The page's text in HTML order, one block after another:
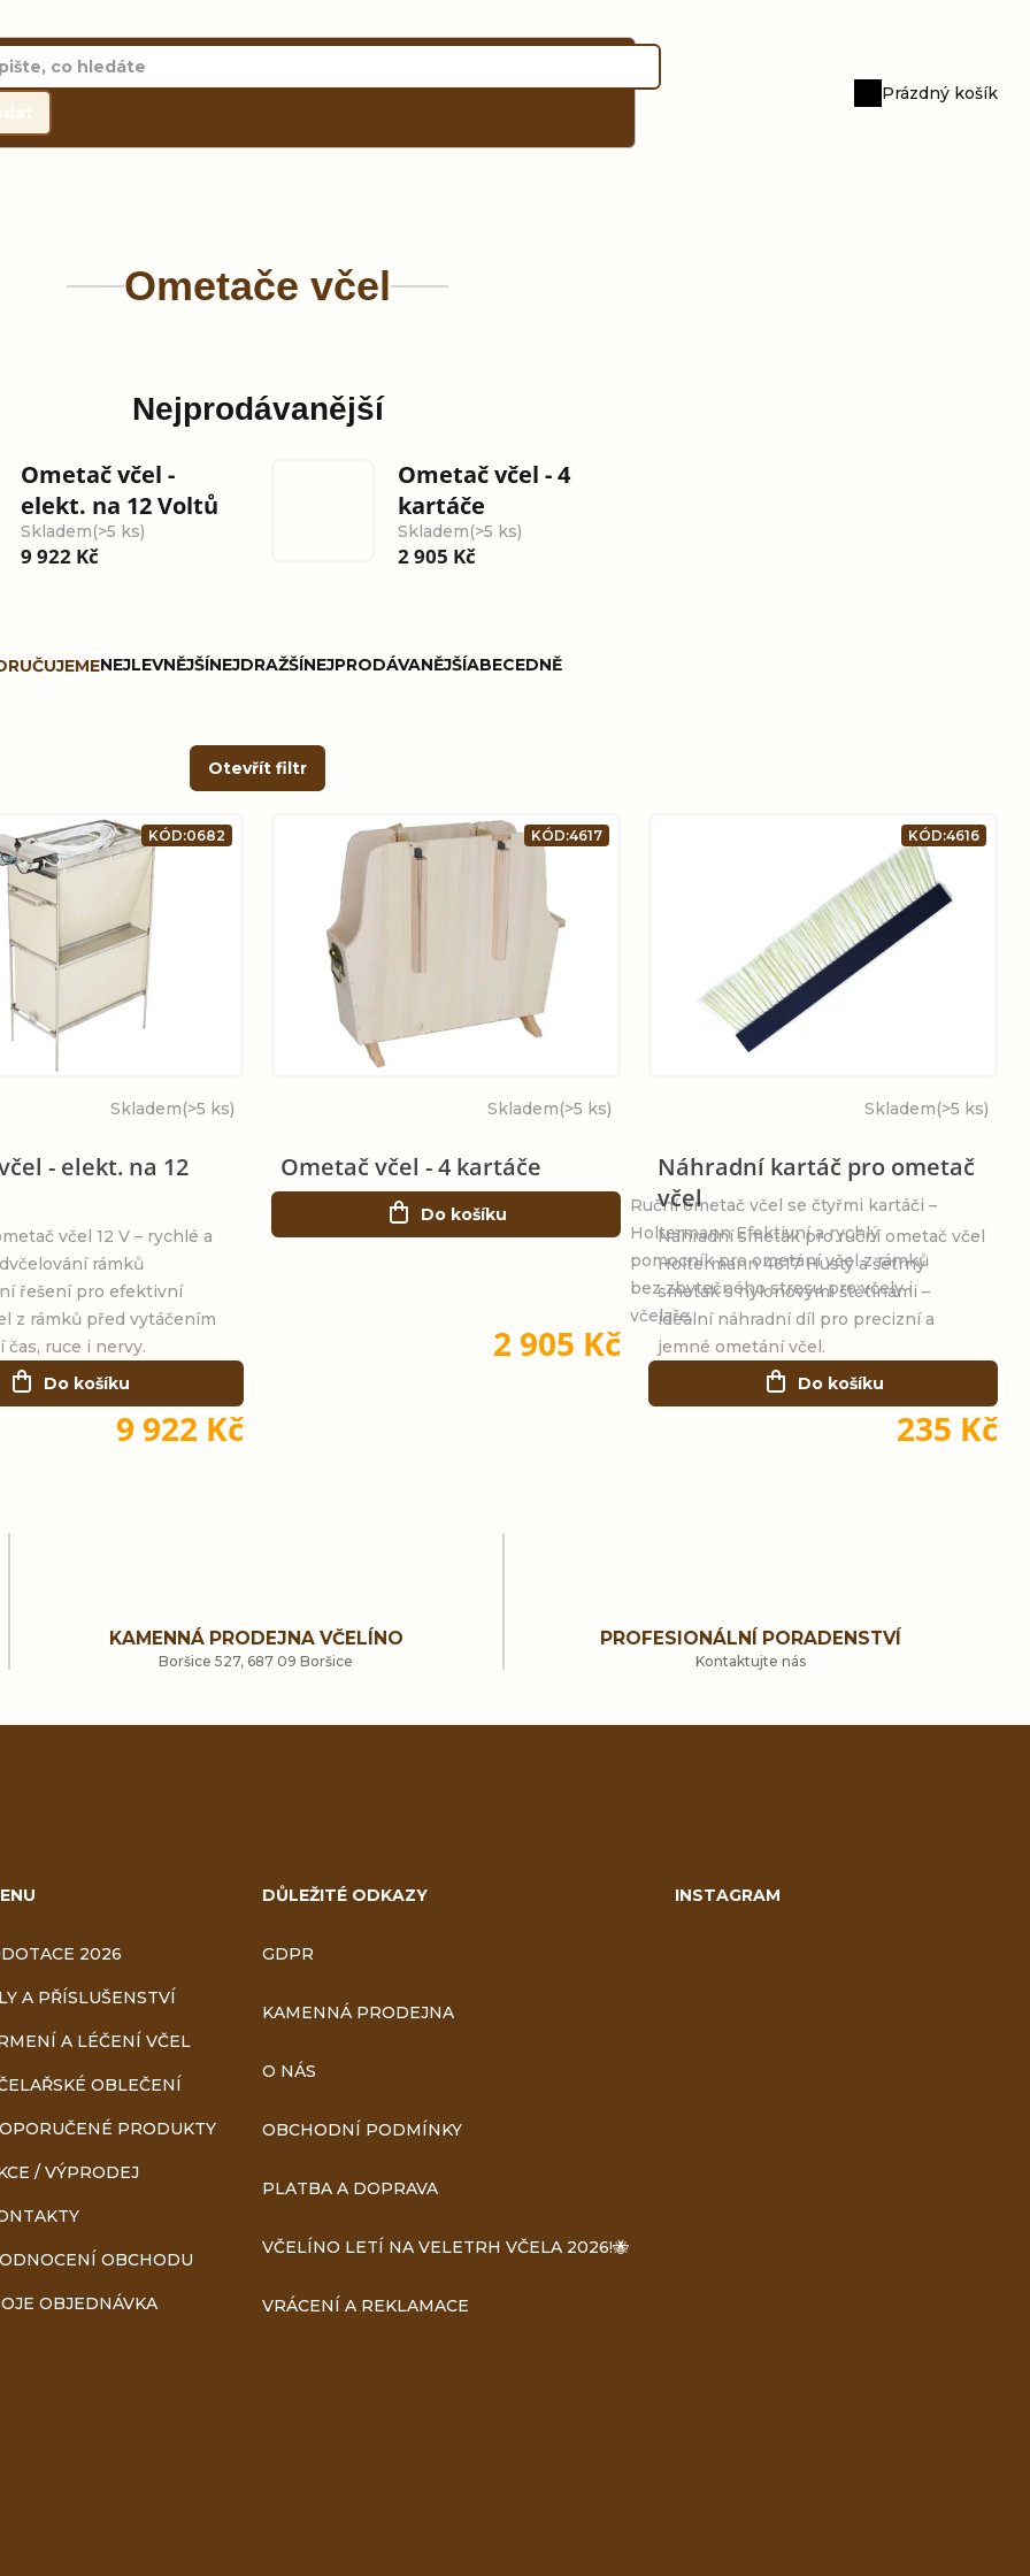
Nákupní
Prázdný košík
Ometače včel
Nejprodávanější
Ometač včel -
elekt. na 12 Voltů
Skladem(>5 ks)
9 922 Kč
Ometač včel - 4
kartáče
Skladem(>5 ks)
2 905 Kč
NEJLEVNĚJŠÍNEJDRAŽŠÍNEJPRODÁVANĚJŠÍABECEDNĚ
Otevřít filtr
- elekt. na 12
Skladem(>5 ks)
9 922 Kč
Do košíku
včel 12 V – rychlé a
rámků
řešení pro efektivní
z rámků před vytáčením
čas, ruce i nervy.
KÓD:0682
Ometač včel - 4 kartáče
Skladem(>5 ks)
2 905 Kč
Do košíku
Ruční ometač včel se čtyřmi kartáči –
Holtermann Efektivní a rychlý
pomocník pro ometání včel z rámků
bez zbytečného stresu pro včely i
včelaře.
KÓD:4617
Náhradní kartáč pro ometač
včel
Skladem(>5 ks)
235 Kč
Do košíku
Náhradní smeták pro ruční ometač včel
Holtermann 4617 Hustý a šetrný
smeták s nylonovými štětinami –
ideální náhradní díl pro precizní a
jemné ometání včel.
KÓD:4616
á
p
r
v
k
p
i
KAMENNÁ PRODEJNA VČELÍNO
Boršice 527, 687 09 Boršice
PROFESIONÁLNÍ PORADENSTVÍ
Kontaktujte nás
2026
A PŘÍSLUŠENSTVÍ
A LÉČENÍ VČEL
OBLEČENÍ
PRODUKTY
/ VÝPRODEJ
OBCHODU
OBJEDNÁVKA
DŮLEŽITÉ ODKAZY
GDPR
KAMENNÁ PRODEJNA
O NÁS
OBCHODNÍ PODMÍNKY
PLATBA A DOPRAVA
VČELÍNO LETÍ NA VELETRH VČELA 2026!🐝
VRÁCENÍ A REKLAMACE
INSTAGRAM